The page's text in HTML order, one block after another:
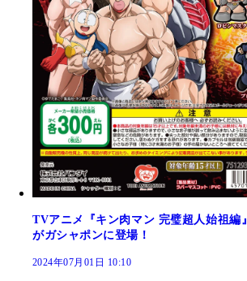
TVアニメ『キン肉マン 完璧超人始祖編
がガシャポンに登場！
2024年07月01日 10:10